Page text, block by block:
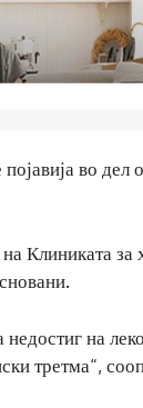
во дел
Клиниката за
на
третма“,